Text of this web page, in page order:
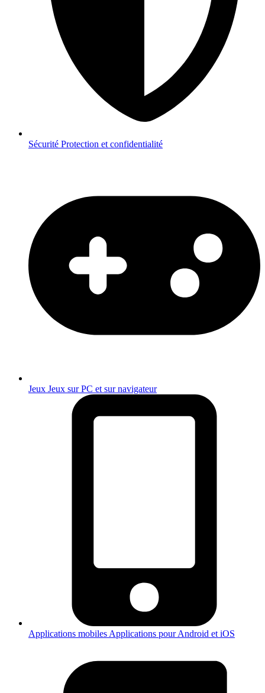
Sécurité Protection et confidentialité
Jeux Jeux sur PC et sur navigateur
Applications mobiles Applications pour Android et iOS